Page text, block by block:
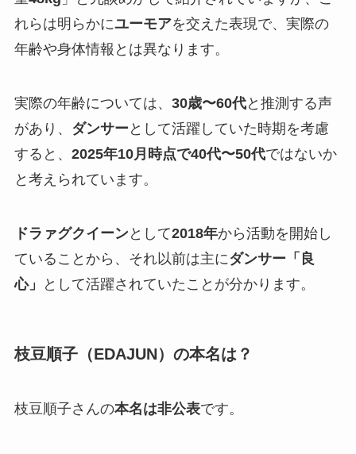
れらは明らかにユーモアを交えた表現で、実際の
年齢や身体情報とは異なります。
実際の年齢については、 30歳〜60代と推測する声
があり、 ダンサー として活躍していた時期を考慮
すると、 2025年10月時点で40代〜50代ではないか
と考えられています。
ドラァグクイーンとして2018年から活動を開始し
ていることから、それ以前は主にダンサー「良
心」
として活躍されていたことが分かります。
枝豆順子（EDAJUN）の本名は？
枝豆順子さんの本名は非公表です。